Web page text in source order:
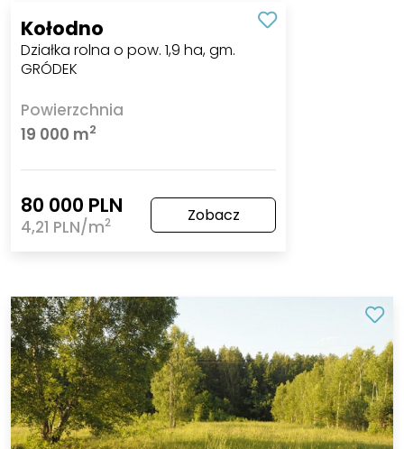
Kołodno
Działka rolna o pow. 1,9 ha, gm.
GRÓDEK
Powierzchnia
19 000 m2
80 000 PLN
4,21 PLN/m2 Zobacz